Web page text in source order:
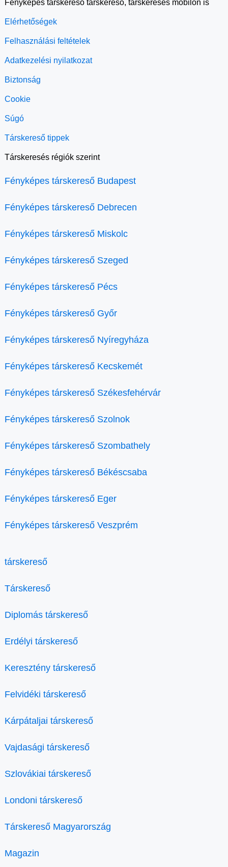
Fényképes társkereső társkereső, társkeresés mobilon is
Elérhetőségek
Felhasználási feltételek
Adatkezelési nyilatkozat
Biztonság
Cookie
Súgó
Társkereső tippek
Társkeresés régiók szerint
Fényképes társkereső Budapest
Fényképes társkereső Debrecen
Fényképes társkereső Miskolc
Fényképes társkereső Szeged
Fényképes társkereső Pécs
Fényképes társkereső Győr
Fényképes társkereső Nyíregyháza
Fényképes társkereső Kecskemét
Fényképes társkereső Székesfehérvár
Fényképes társkereső Szolnok
Fényképes társkereső Szombathely
Fényképes társkereső Békéscsaba
Fényképes társkereső Eger
Fényképes társkereső Veszprém
társkereső
Társkereső
Diplomás társkereső
Erdélyi társkereső
Keresztény társkereső
Felvidéki társkereső
Kárpátaljai társkereső
Vajdasági társkereső
Szlovákiai társkereső
Londoni társkereső
Társkereső Magyarország
Magazin